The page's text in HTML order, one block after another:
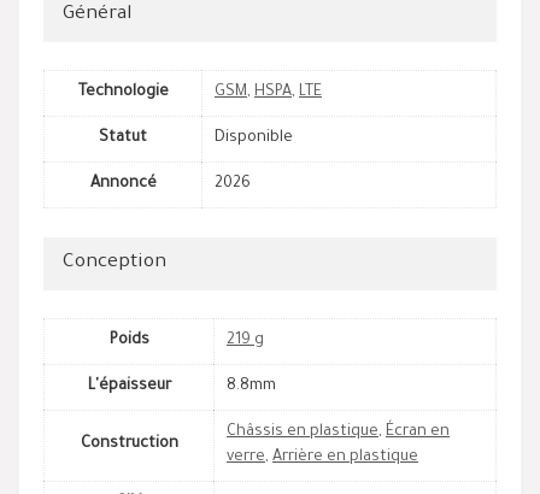
Général
Technologie GSM, HSPA, LTE
Statut Disponible
Annoncé 2026
Conception
Poids 219 g
L'épaisseur 8.8mm
Construction
Châssis en plastique, Écran en
verre, Arrière en plastique